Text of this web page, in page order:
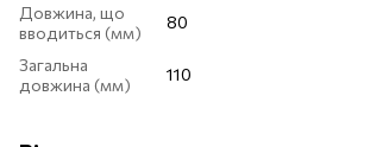
Довжина, що
вводиться (мм)
80
Загальна
довжина (мм)
110